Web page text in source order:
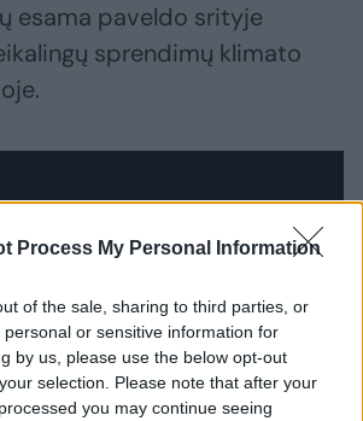
Process My Personal Information
of the sale, sharing to third parties, or
or sensitive information for
by us, please use the below opt-out
selection. Please note that after your
you may continue seeing
esama paveldo srityje
sprendimų klimato